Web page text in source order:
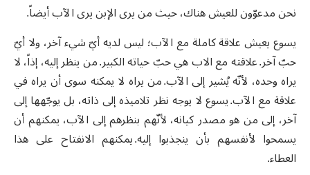
نحن مدعوّون للعيش هناك، حيث من يرى الإبن يرى الآب أيضاً.
يسوع يعيش علاقة كاملة مع الآب؛ ليس لديه أيّ شيء آخر، ولا أيّ
حبّ آخر. علاقته مع الاب هي حبّ حياته الكبير. من ينظر إليه، إذاً، لا
يراه وحده، لأنّه يُشير إلى الآب. من يراه لا يمكنه سوى أن يراه في
علاقة مع الآب. يسوع لا يوجه نظر تلاميذه إلى ذاته، بل يوجّهها إلى
آخر، إلى من هو مصدر كيانه، لأنّهم بنظرهم إلى الآب، يمكنهم أن
يسمحوا لأنفسهم بأن ينجذبوا إليه. يمكنهم الانفتاح على هذا
العطاء.